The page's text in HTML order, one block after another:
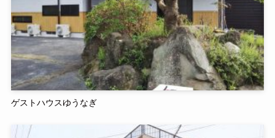
ゲストハウスゆうなぎ